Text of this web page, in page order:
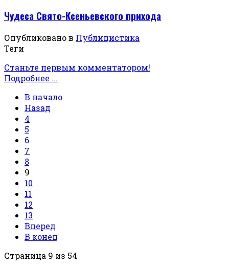
Чудеса Свято-Ксеньевского прихода
Опубликовано в Публицистика
Теги
Станьте первым комментатором!
Подробнее ...
В начало
Назад
4
5
6
7
8
9
10
11
12
13
Вперед
В конец
Страница 9 из 54